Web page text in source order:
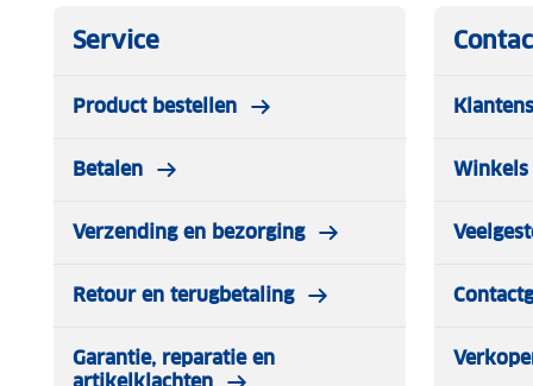
Service
Product bestellen
Betalen
Verzending en bezorging
Retour en terugbetaling
Garantie, reparatie en